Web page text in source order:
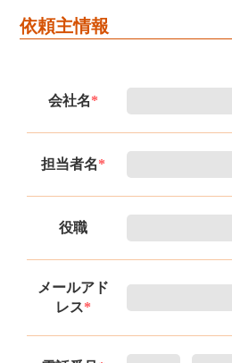
依頼主情報
会社名*
担当者名*
役職
メールアド
レス*